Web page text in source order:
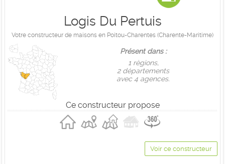
Logis Du Pertuis
Votre constructeur de maisons en Poitou-Charentes (Charente-Maritime)
Présent dans :
1 règions,
2 départements
avec 4 agences.
Ce constructeur propose
Voir ce constructeur